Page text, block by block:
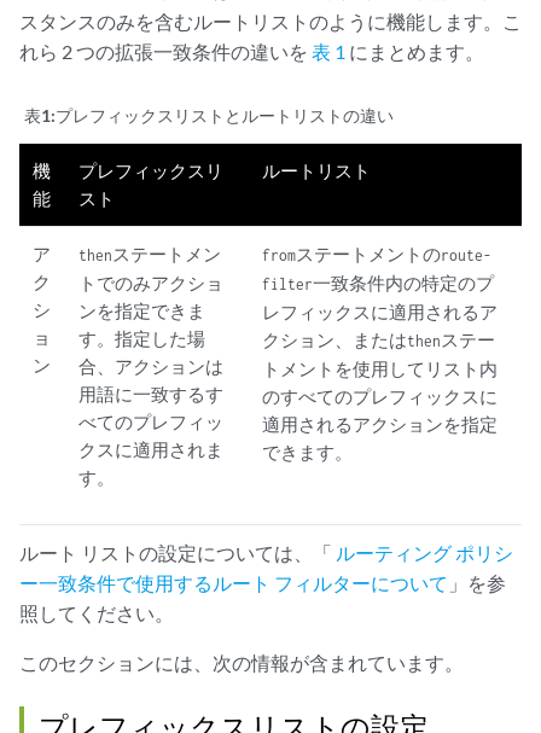
スタンスのみを含むルートリストのように機能します。こ
れら 2 つの拡張一致条件の違いを 表 1 にまとめます。
表1:プレフィックスリストとルートリストの違い
機
能
プレフィックスリ
スト
ルートリスト
ア
ク
シ
ョ
ン
thenステートメン
トでのみアクショ
ンを指定できま
す。指定した場
合、アクションは
用語に一致するす
べてのプレフィッ
クスに適用されま
す。
fromステートメントのroute-
filter一致条件内の特定のプ
レフィックスに適用されるア
クション、またはthenステー
トメントを使用してリスト内
のすべてのプレフィックスに
適用されるアクションを指定
できます。
ルート リストの設定については、「 ルーティング ポリシ
ー一致条件で使用するルート フィルターについて 」を参
照してください。
このセクションには、次の情報が含まれています。